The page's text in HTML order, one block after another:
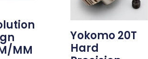
MM
Yokomo 20T
Hard